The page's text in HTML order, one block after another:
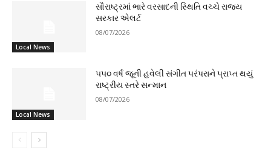
Local News
સૌરાષ્ટ્રમાં ભારે વરસાદની સ્થિતિ વચ્ચે રાજ્ય
સરકાર એલર્ટ
08/07/2026
Local News
૫૫૦ વર્ષ જૂની હવેલી સંગીત પરંપરાને પ્રાપ્ત થયું
રાષ્ટ્રીય સ્તરે સન્માન
08/07/2026